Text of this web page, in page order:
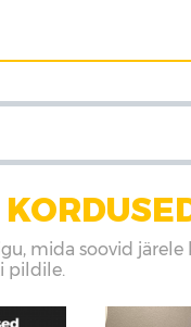
mida soovid järele
pildile.